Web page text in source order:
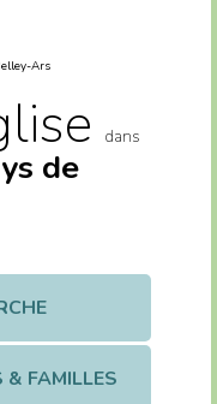
dans
de
& FAMILLES